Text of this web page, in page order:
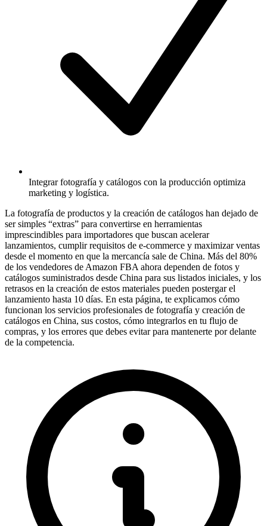
Integrar fotografía y catálogos con la producción optimiza
marketing y logística.
La fotografía de productos y la creación de catálogos han dejado de
ser simples “extras” para convertirse en herramientas
imprescindibles para importadores que buscan acelerar
lanzamientos, cumplir requisitos de e-commerce y maximizar ventas
desde el momento en que la mercancía sale de China. Más del 80%
de los vendedores de Amazon FBA ahora dependen de fotos y
catálogos suministrados desde China para sus listados iniciales, y los
retrasos en la creación de estos materiales pueden postergar el
lanzamiento hasta 10 días. En esta página, te explicamos cómo
funcionan los servicios profesionales de fotografía y creación de
catálogos en China, sus costos, cómo integrarlos en tu flujo de
compras, y los errores que debes evitar para mantenerte por delante
de la competencia.